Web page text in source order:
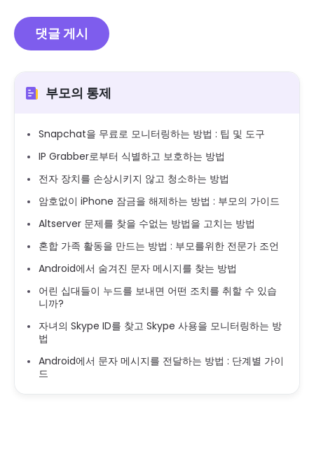
부모의 통제
Snapchat을 무료로 모니터링하는 방법 : 팁 및 도구
IP Grabber로부터 식별하고 보호하는 방법
전자 장치를 손상시키지 않고 청소하는 방법
암호없이 iPhone 잠금을 해제하는 방법 : 부모의 가이드
Altserver 문제를 찾을 수없는 방법을 고치는 방법
혼합 가족 활동을 만드는 방법 : 부모를위한 전문가 조언
Android에서 숨겨진 문자 메시지를 찾는 방법
어린 십대들이 누드를 보내면 어떤 조치를 취할 수 있습
니까?
자녀의 Skype ID를 찾고 Skype 사용을 모니터링하는 방
법
Android에서 문자 메시지를 전달하는 방법 : 단계별 가이
드